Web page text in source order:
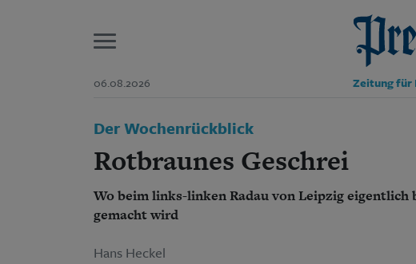
06.08.2026 Zeitung für
Start
Aktuelle Ausgabe
Abonnent werden
Abo Prämien
Mediadaten
Suchen und finden
Der Wochenrückblick
Rotbraunes Geschrei
Wo beim links-linken Radau von Leipzig
gemacht wird
Hans Heckel